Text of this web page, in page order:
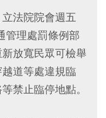
法院院會週五
管理處罰條例部
放寬民眾可檢舉
道等處違規臨
禁止臨停地點。